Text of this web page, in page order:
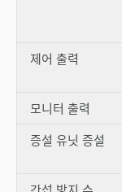
제어 출력
모니터 출력
증설 유닛 증설